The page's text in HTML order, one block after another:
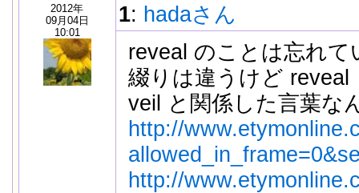
2012年
09月04日
10:01
1: hadaさん
reveal のことは忘れて
綴りは違うけど
veil と関係した言葉な
http://
http://